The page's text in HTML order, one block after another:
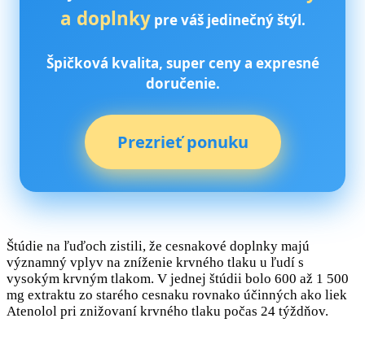
a doplnkypre váš jedinečný štýl.
Špičková kvalita, super ceny a expresné
doručenie.
Prezrieť ponuku
Štúdie na ľuďoch zistili, že cesnakové doplnky majú
významný vplyv na zníženie krvného tlaku u ľudí s
vysokým krvným tlakom. V jednej štúdii bolo 600 až 1 500
mg extraktu zo starého cesnaku rovnako účinných ako liek
Atenolol pri znižovaní krvného tlaku počas 24 týždňov.